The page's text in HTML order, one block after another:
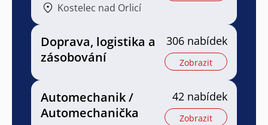
Kostelec nad Orlicí
Doprava, logistika a
zásobování
306 nabídek
Zobrazit
Automechanik /
Automechanička
42 nabídek
Zobrazit